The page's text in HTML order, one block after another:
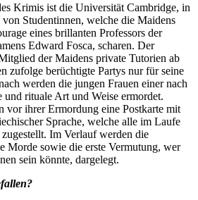
Krimis ist die Universität Cambridge, in
Studentinnen, welche die Maidens
eines brillanten Professors der
Edward Fosca, scharen. Der
der Maidens private Tutorien ab
zufolge berüchtigte Partys nur für seine
werden die jungen Frauen einer nach
und rituale Art und Weise ermordet.
vor ihrer Ermordung eine Postkarte mit
Sprache, welche alle im Laufe
Im Verlauf werden die
Morde sowie die erste Vermutung, wer
sein könnte, dargelegt.